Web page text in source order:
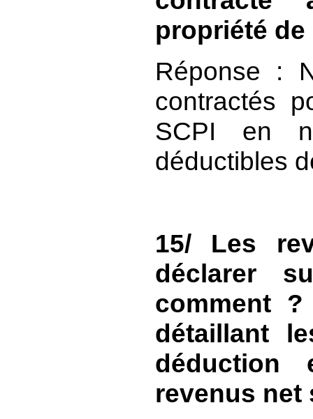
propriété de
Réponse :
contractés
SCPI en
déductibles
15/ Les
déclarer
comment
détaillant
revenus net